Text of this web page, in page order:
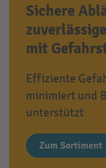
Sichere
mit
Effiziente
minimiert und
unterstützt
Zum Sortiment